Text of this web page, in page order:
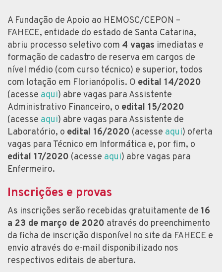
A Fundação de Apoio ao HEMOSC/CEPON –
FAHECE, entidade do estado de Santa Catarina,
abriu processo seletivo com 4 vagas imediatas e
formação de cadastro de reserva em cargos de
nível médio (com curso técnico) e superior, todos
com lotação em Florianópolis. O edital 14/2020
(acesse aqui) abre vagas para Assistente
Administrativo Financeiro, o edital 15/2020
(acesse aqui) abre vagas para Assistente de
Laboratório, o edital 16/2020 (acesse aqui) oferta
vagas para Técnico em Informática e, por fim, o
edital 17/2020 (acesse aqui) abre vagas para
Enfermeiro.
Inscrições e provas
As inscrições serão recebidas gratuitamente de 16
a 23 de março de 2020 através do preenchimento
da ficha de inscrição disponível no site da FAHECE e
envio através do e-mail disponibilizado nos
respectivos editais de abertura.